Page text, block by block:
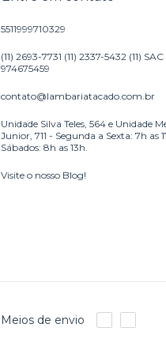
5511999710329
(11) 2693-7731 (11) 2337-5432 (11) SAC
974675459
contato@lambariatacado.com.br
Unidade Silva Teles, 564 e Unidade
Junior, 711 - Segunda a Sexta: 7h as
Sábados: 8h as 13h.
Visite o nosso Blog!
Meios de envio